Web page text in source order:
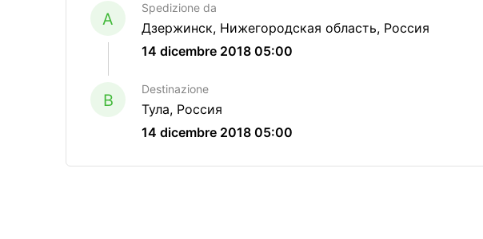
A
Spedizione da
Дзержинск, Нижегородская область, Россия
14 dicembre 2018 05:00
B
Destinazione
Тула, Россия
14 dicembre 2018 05:00